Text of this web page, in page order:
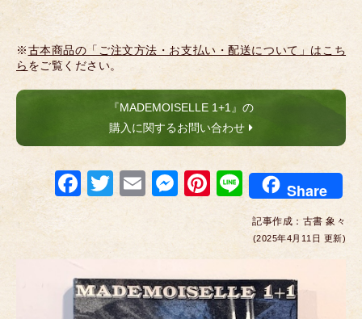
※古本商品の「ご注文方法・お支払い・配送について」はこち
ら をご覧ください。
『MADEMOISELLE 1+1』の
購入に関するお問い合わせ
F
a
b
o
T
wi
E
m
M
n
g
Pi
nt
er
e
st
Li
n
e
Share
記事作成： 古書 象々
(2025年4月11日 更新)